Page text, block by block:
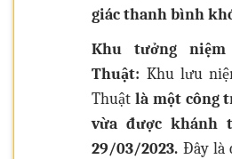
giác thanh bình
Khu tưởng niệm
Thuật: Khu lưu
Thuậtlà một công
vừa được khánh
29/03/2023. Đây là